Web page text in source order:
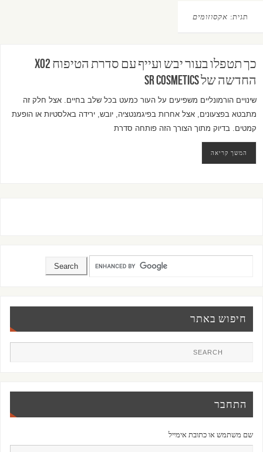
תגית: אקסוזומים
כך תטפלו בעור יבש ועייף עם סדרת הטיפוח XO2
החדשה של SR Cosmetics
שינויים הורמונליים משפיעים על העור כמעט בכל שלב בחיים. אצל חלק זה
מתבטא בפצעונים, אצל אחרות בפיגמנטציה, יובש, ירידה באלסטיות או הופעת
קמטים. בדיוק מתוך הצורך הזה פותחה סדרת
המשך קריאה
חיפוש באתר
התחבר
שם משתמש או כתובת אימייל